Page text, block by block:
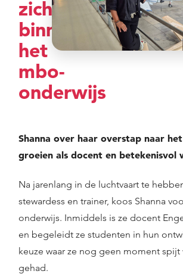
zich
binnen
het
mbo-
onderwijs
Shanna over haar overstap naar
groeien als docent en betekenisvol
Na jarenlang in de luchtvaart te
stewardess en trainer, koos Shanna
onderwijs. Inmiddels is ze docent
en begeleidt ze studenten in hun
keuze waar ze nog geen moment spijt
gehad.